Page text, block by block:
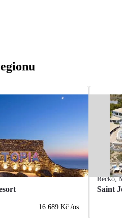
16 689 Kč /os.
Řecko,
Saint